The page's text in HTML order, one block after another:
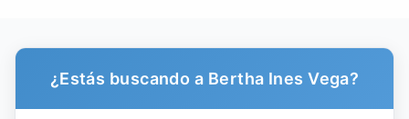
¿Estás buscando a Bertha Ines Vega?